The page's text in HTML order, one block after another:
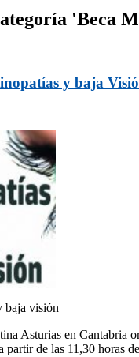
'Beca
y baja
baja visión
Asturias en Cantabria
partir de las 11,30 horas